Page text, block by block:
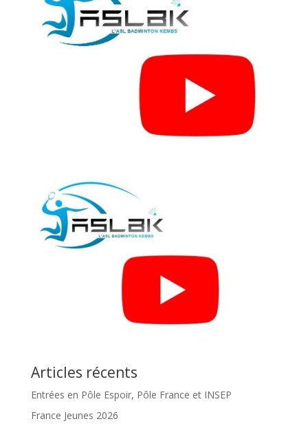
Articles récents
Entrées en Pôle Espoir, Pôle France et INSEP
France Jeunes 2026